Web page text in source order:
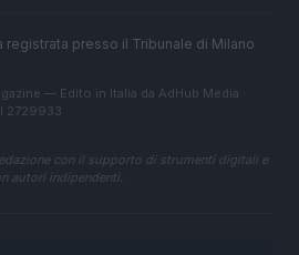
registrata presso il Tribunale di Milano
— Edito in Italia da AdHub Media
2729933
con il supporto di strumenti digitali e
autori indipendenti.